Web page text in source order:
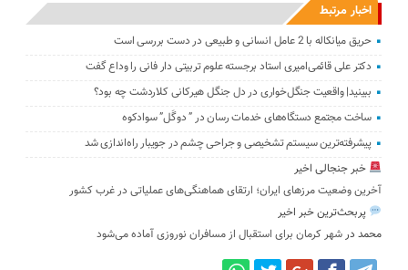
اخبار مرتبط
حریق میانکاله با 2 عامل انسانی و طبیعی در دست بررسی است
دکتر علی قائمی‌امیری استاد برجسته علوم تربیتی دار فانی را وداع گفت
ببینید| واقعیت جنگل‌خواری در دل جنگل هیرکانی کلاردشت چه بود؟
ساخت مجتمع دستگاه‌های خدمات رسان در ” دوگَل” سوادکوه
پیشرفته‌ترین سیستم تشخیصی و جراحی چشم در جویبار راه‌اندازی شد
خبر جنجالی اخیر
آخرین وضعیت مرزهای ایران؛ ارتقای هماهنگی‌های عملیاتی در غرب کشور
پربحث‌ترین خبر اخیر
محمد درشهر کرمان برای استقبال از مسافران نوروزی آماده می‌شود